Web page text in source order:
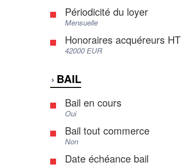
Périodicité du loyer
Mensuelle
Honoraires acquéreurs HT
42000 EUR
BAIL
Bail en cours
Oui
Bail tout commerce
Non
Date échéance bail